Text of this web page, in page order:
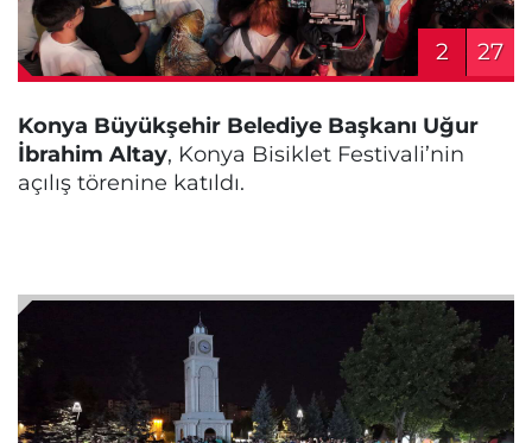
2 27
Konya Büyükşehir Belediye Başkanı Uğur
İbrahim Altay, Konya Bisiklet Festivali’nin
açılış törenine katıldı.